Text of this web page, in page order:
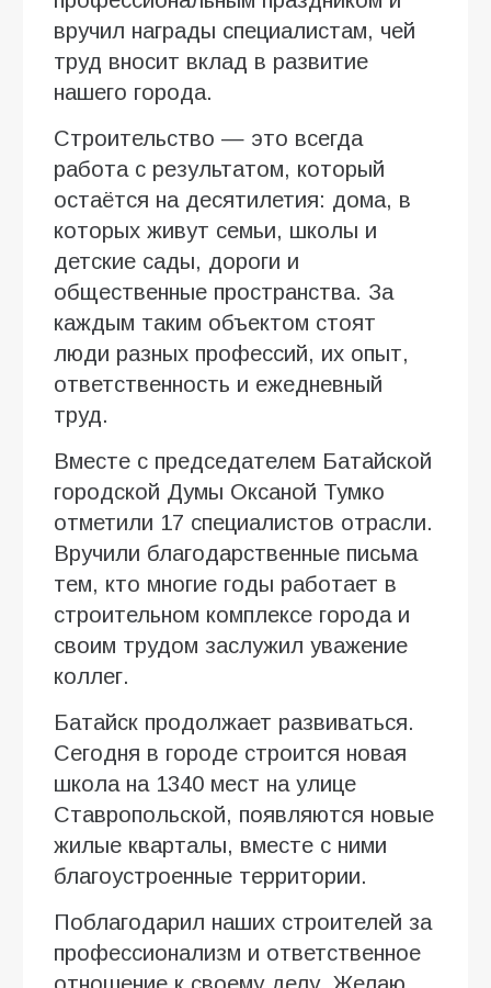
вручил награды специалистам, чей
труд вносит вклад в развитие
нашего города.
Строительство — это всегда
работа с результатом, который
остаётся на десятилетия: дома, в
которых живут семьи, школы и
детские сады, дороги и
общественные пространства. За
каждым таким объектом стоят
люди разных профессий, их опыт,
ответственность и ежедневный
труд.
Вместе с председателем Батайской
городской Думы Оксаной Тумко
отметили 17 специалистов отрасли.
Вручили благодарственные письма
тем, кто многие годы работает в
строительном комплексе города и
своим трудом заслужил уважение
коллег.
Батайск продолжает развиваться.
Сегодня в городе строится новая
школа на 1340 мест на улице
Ставропольской, появляются новые
жилые кварталы, вместе с ними
благоустроенные территории.
Поблагодарил наших строителей за
профессионализм и ответственное